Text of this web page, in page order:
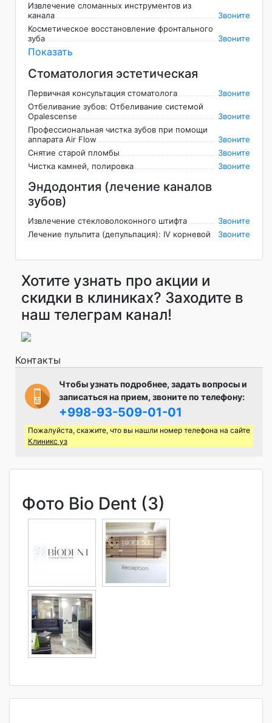
Извлечение сломанных инструментов из
канала
Звоните
Косметическое восстановление фронтального
зуба
Звоните
Показать
Стоматология эстетическая
Первичная консультация стоматолога
Звоните
Отбеливание зубов: Отбеливание системой
Opalescense
Звоните
Профессиональная чистка зубов при помощи
аппарата Air Flow
Звоните
Снятие старой пломбы
Звоните
Чистка камней, полировка
Звоните
Эндодонтия (лечение каналов
зубов)
Извлечение стекловолоконного штифта
Звоните
Лечение пульпита (депульпация): IV корневой
Звоните
Хотите узнать про акции и
скидки в клиниках? Заходите в
наш телеграм канал!
Контакты
Чтобы узнать подробнее, задать вопросы и
записаться на прием, звоните по телефону:
+998-93-509-01-01
Пожалуйста, скажите, что вы нашли номер телефона на сайте
Клиникс уз
Фото Bio Dent (3)